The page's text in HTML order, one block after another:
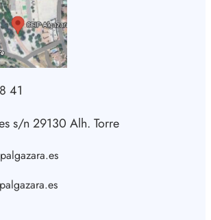
41
s/n 29130 Alh. Torre